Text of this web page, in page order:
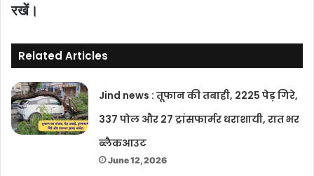
रखें।
Related Articles
Jind news : तूफान की तबाही, 2225 पेड़ गिरे,
337 पोल और 27 ट्रांसफार्मर धराशायी, रात भर
ब्लैकआउट
June 12, 2026